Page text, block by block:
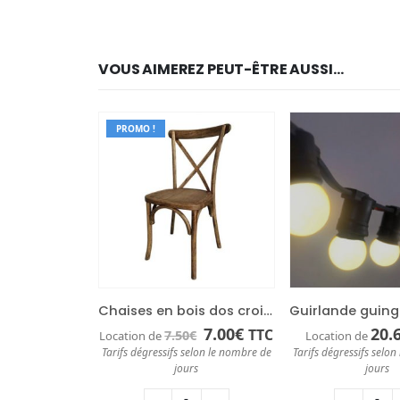
VOUS AIMEREZ PEUT-ÊTRE AUSSI…
PROMO !
Chaises en bois dos croisé
Location de7.50€ Le
prix
7.00€Le
prix
TTC
Tarifs dégressifs selon le nombre de
jours
Location de
Tarifs dégressifs
jours